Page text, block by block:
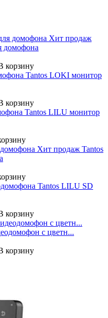
Хит продаж
домофона
корзину
Tantos LOKI монитор
корзину
Tantos LILU монитор
Хит продаж Tantos
Tantos LILU SD
корзину
с цветн...
корзину